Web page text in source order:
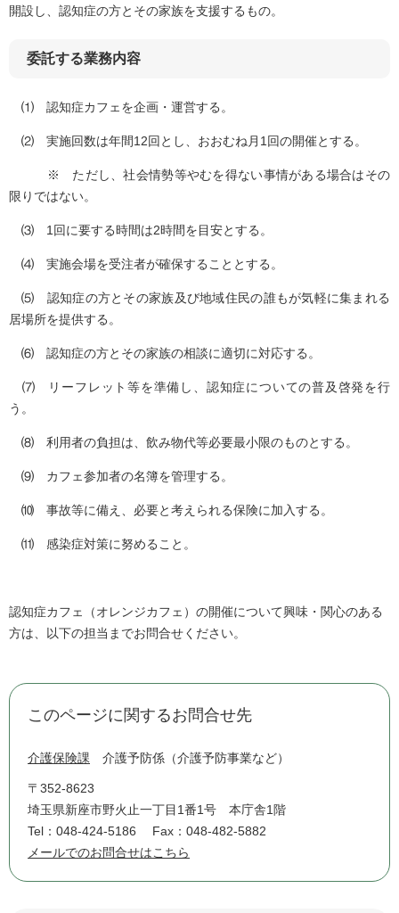
開設し、認知症の方とその家族を支援するもの。
委託する業務内容
⑴ 認知症カフェを企画・運営する。
⑵ 実施回数は年間12回とし、おおむね月1回の開催とする。
※ ただし、社会情勢等やむを得ない事情がある場合はその
限りではない。​
⑶ 1回に要する時間は2時間を目安とする。
⑷ 実施会場を受注者が確保することとする。
⑸ 認知症の方とその家族及び地域住民の誰もが気軽に集まれる
居場所を提供する。
⑹ 認知症の方とその家族の相談に適切に対応する。
⑺ リーフレット等を準備し、認知症についての普及啓発を行
う。
⑻ 利用者の負担は、飲み物代等必要最小限のものとする。
⑼ カフェ参加者の名簿を管理する。
⑽ 事故等に備え、必要と考えられる保険に加入する。
⑾ 感染症対策に努めること。
認知症カフェ（オレンジカフェ）の開催について興味・関心のある
方は、以下の担当までお問合せください。
このページに関するお問合せ先
介護保険課 介護予防係（介護予防事業など）
〒352-8623
埼玉県新座市野火止一丁目1番1号 本庁舎1階
Tel：048-424-5186
Fax：048-482-5882
メールでのお問合せはこちら